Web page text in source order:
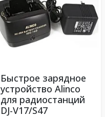
Быстрое зарядное
устройство Alinco
для радиостанций
DJ-V17/S47